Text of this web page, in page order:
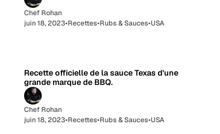
Chef Rohan
juin 18, 2023•Recettes•Rubs & Sauces•USA
Recette officielle de la sauce Texas d'une
grande marque de BBQ.
Chef Rohan
juin 18, 2023•Recettes•Rubs & Sauces•USA